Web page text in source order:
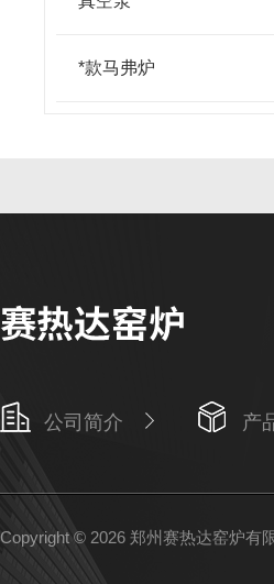
*款马弗炉
公司简介 产
Copyright © 2026 郑州赛热达窑炉有